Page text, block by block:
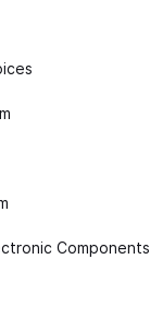
Components